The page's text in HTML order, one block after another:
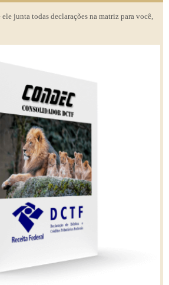
ele junta todas declarações na matriz para você,